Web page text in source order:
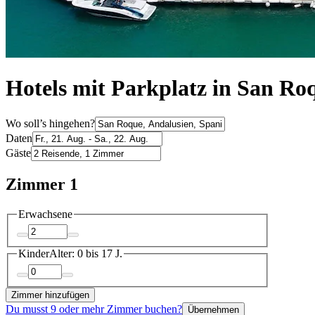
Hotels mit Parkplatz in San
Wo soll’s hingehen?
Daten
Gäste
Zimmer 1
Erwachsene
KinderAlter: 0 bis 17 J.
Zimmer hinzufügen
Du musst 9 oder mehr Zimmer buchen? Übernehmen